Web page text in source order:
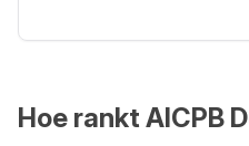
Hoe rankt AICPB